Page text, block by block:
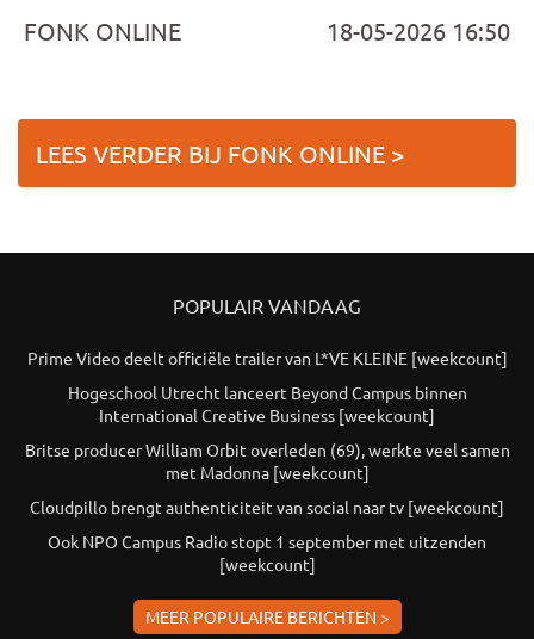
FONK ONLINE 18-05-2026 16:50
LEES VERDER BIJ FONK ONLINE >
POPULAIR VANDAAG
Prime Video deelt officiële trailer van L*VE KLEINE [weekcount]
Hogeschool Utrecht lanceert Beyond Campus binnen
International Creative Business [weekcount]
Britse producer William Orbit overleden (69), werkte veel samen
met Madonna [weekcount]
Cloudpillo brengt authenticiteit van social naar tv [weekcount]
Ook NPO Campus Radio stopt 1 september met uitzenden
[weekcount]
MEER POPULAIRE BERICHTEN >